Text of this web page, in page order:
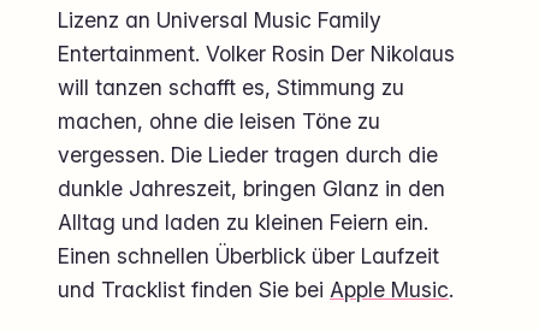
Lizenz an Universal Music Family
Entertainment. Volker Rosin Der Nikolaus
will tanzen schafft es, Stimmung zu
machen, ohne die leisen Töne zu
vergessen. Die Lieder tragen durch die
dunkle Jahreszeit, bringen Glanz in den
Alltag und laden zu kleinen Feiern ein.
Einen schnellen Überblick über Laufzeit
und Tracklist finden Sie bei Apple Music.